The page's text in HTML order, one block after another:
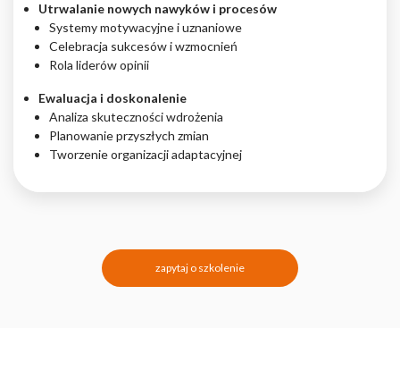
Utrwalanie nowych nawyków i procesów
Systemy motywacyjne i uznaniowe
Celebracja sukcesów i wzmocnień
Rola liderów opinii
Ewaluacja i doskonalenie
Analiza skuteczności wdrożenia
Planowanie przyszłych zmian
Tworzenie organizacji adaptacyjnej
zapytaj o szkolenie